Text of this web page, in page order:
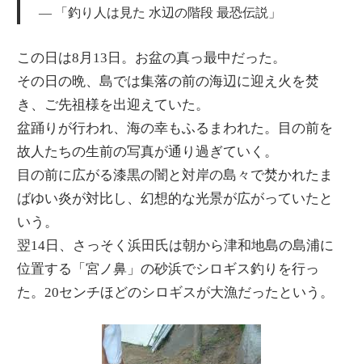
「釣り人は見た 水辺の階段 最恐伝説」
この日は8月13日。お盆の真っ最中だった。
その日の晩、島では集落の前の海辺に迎え火を焚
き、ご先祖様を出迎えていた。
盆踊りが行われ、海の幸もふるまわれた。目の前を
故人たちの生前の写真が通り過ぎていく。
目の前に広がる漆黒の闇と対岸の島々で焚かれたま
ばゆい炎が対比し、幻想的な光景が広がっていたと
いう。
翌14日、さっそく浜田氏は朝から津和地島の島浦に
位置する「宮ノ鼻」の砂浜でシロギス釣りを行っ
た。20センチほどのシロギスが大漁だったという。